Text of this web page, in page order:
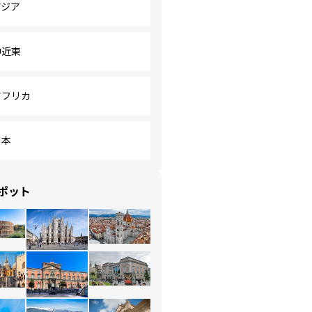
ア
東
リカ
ット